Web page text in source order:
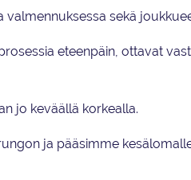
sekä
eteenpäin, ottavat
jo keväällä korkealla.
ja pääsimme